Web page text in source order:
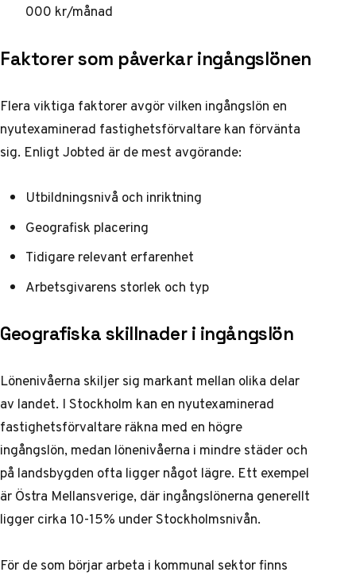
000 kr/månad
Faktorer som påverkar ingångslönen
Flera viktiga faktorer avgör vilken ingångslön en
nyutexaminerad fastighetsförvaltare kan förvänta
sig. EnligtJobted är de mest avgörande:
Utbildningsnivå och inriktning
Geografisk placering
Tidigare relevant erfarenhet
Arbetsgivarens storlek och typ
Geografiska skillnader i ingångslön
Lönenivåerna skiljer sig markant mellan olika delar
av landet. I Stockholm kan en nyutexaminerad
fastighetsförvaltare räkna med en högre
ingångslön, medan lönenivåerna i mindre städer och
på landsbygden ofta ligger något lägre. Ett exempel
är Östra Mellansverige, där ingångslönerna generellt
ligger cirka 10-15% under Stockholmsnivån.
För de som börjar arbeta i kommunal sektor finns